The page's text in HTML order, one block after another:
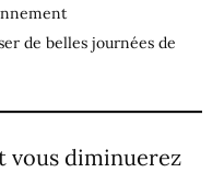
de belles journées de
vous diminuerez